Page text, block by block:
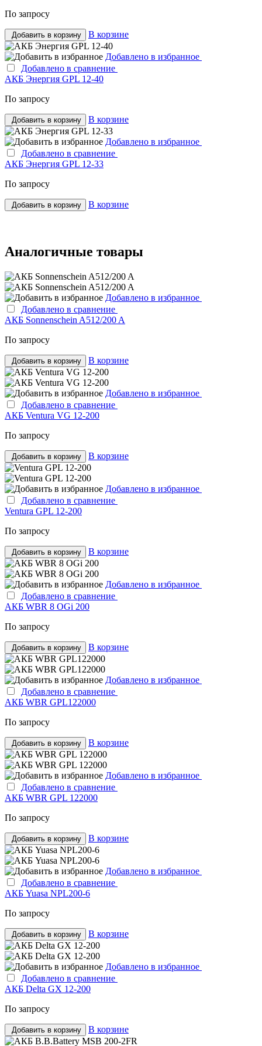
По запросу
Добавить в корзину В корзине
Добавлено в избранное
Добавлено в сравнение
АКБ Энергия GPL 12-40
По запросу
Добавить в корзину В корзине
Добавлено в избранное
Добавлено в сравнение
АКБ Энергия GPL 12-33
По запросу
Добавить в корзину В корзине
Аналогичные товары
Добавлено в избранное
Добавлено в сравнение
АКБ Sonnenschein A512/200 A
По запросу
Добавить в корзину В корзине
Добавлено в избранное
Добавлено в сравнение
АКБ Ventura VG 12-200
По запросу
Добавить в корзину В корзине
Добавлено в избранное
Добавлено в сравнение
Ventura GPL 12-200
По запросу
Добавить в корзину В корзине
Добавлено в избранное
Добавлено в сравнение
АКБ WBR 8 OGi 200
По запросу
Добавить в корзину В корзине
Добавлено в избранное
Добавлено в сравнение
АКБ WBR GPL122000
По запросу
Добавить в корзину В корзине
Добавлено в избранное
Добавлено в сравнение
АКБ WBR GPL 122000
По запросу
Добавить в корзину В корзине
Добавлено в избранное
Добавлено в сравнение
АКБ Yuasa NPL200-6
По запросу
Добавить в корзину В корзине
Добавлено в избранное
Добавлено в сравнение
АКБ Delta GX 12-200
По запросу
Добавить в корзину В корзине